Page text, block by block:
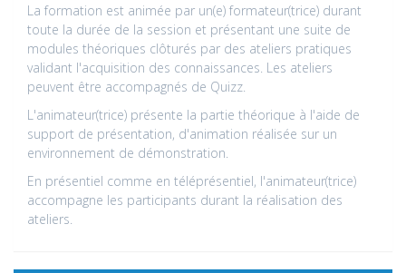
La formation est animée par un(e) formateur(trice) durant
toute la durée de la session et présentant une suite de
modules théoriques clôturés par des ateliers pratiques
validant l'acquisition des connaissances. Les ateliers
peuvent être accompagnés de Quizz.
L'animateur(trice) présente la partie théorique à l'aide de
support de présentation, d'animation réalisée sur un
environnement de démonstration.
En présentiel comme en téléprésentiel, l'animateur(trice)
accompagne les participants durant la réalisation des
ateliers.